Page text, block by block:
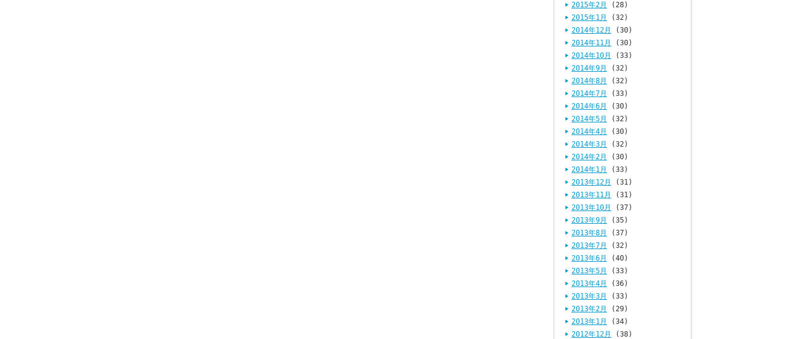
2015年2月
(28)
2015年1月
(32)
2014年12月
(30)
2014年11月
(30)
2014年10月
(33)
2014年9月
(32)
2014年8月
(32)
2014年7月
(33)
2014年6月
(30)
2014年5月
(32)
2014年4月
(30)
2014年3月
(32)
2014年2月
(30)
2014年1月
(33)
2013年12月
(31)
2013年11月
(31)
2013年10月
(37)
2013年9月
(35)
2013年8月
(37)
2013年7月
(32)
2013年6月
(40)
2013年5月
(33)
2013年4月
(36)
2013年3月
(33)
2013年2月
(29)
2013年1月
(34)
2012年12月
(38)